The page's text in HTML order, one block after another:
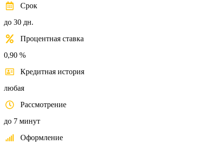
Срок
до 30 дн.
Процентная ставка
0,90 %
Кредитная история
любая
Рассмотрение
до 7 минут
Оформление